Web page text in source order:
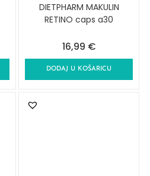
DIETPHARM MAKULIN
RETINO caps a30
16,99 €
DODAJ U KOŠARICU